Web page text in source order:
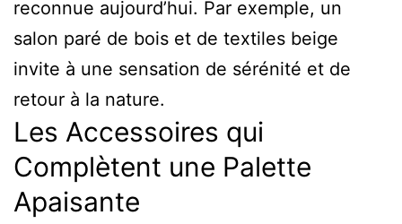
reconnue aujourd’hui. Par exemple, un
salon paré de bois et de textiles beige
invite à une sensation de sérénité et de
retour à la nature.
Les Accessoires qui
Complètent une Palette
Apaisante